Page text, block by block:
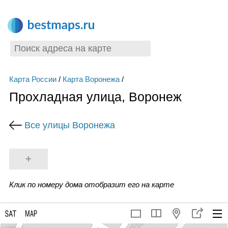
Карта России/ Карта Воронежа/
Прохладная улица, Воронеж
Все улицы Воронежа
+
Клик по номеру дома отобразит его на карте